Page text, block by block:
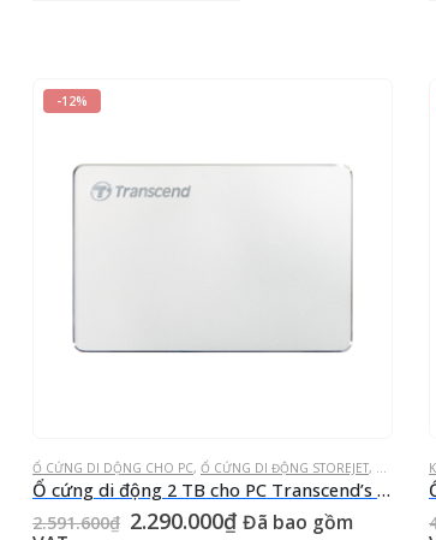
-12%
Ổ CỨNG DI DỘNG CHO PC, Ổ CỨNG DI ĐỘNG STOREJET, Ổ CỨNG
Ổ cứng di động 2 TB cho PC Transcend’s lightweight StoreJet® 25C3S Aluminum design Silver
2.591.600₫ Giá
2.290.000₫Giá
Đã bao gồm